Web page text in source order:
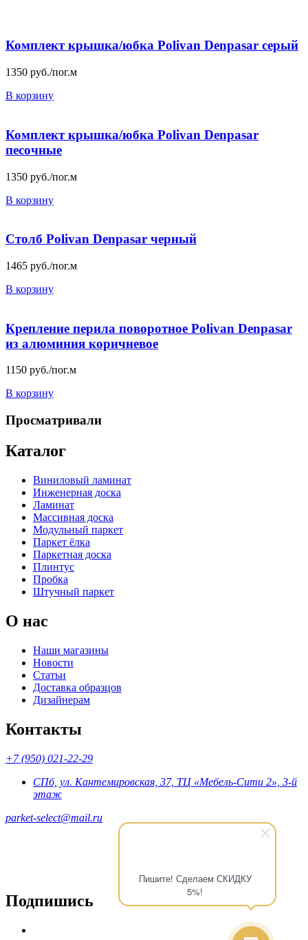
Пишите! Сделаем СКИДКУ
5%!
Комплект крышка/юбка Polivan Denpasar серый
1350 руб./пог.м
В корзину
Комплект крышка/юбка Polivan Denpasar
песочные
1350 руб./пог.м
В корзину
Столб Polivan Denpasar черный
1465 руб./пог.м
В корзину
Крепление перила поворотное Polivan Denpasar
из алюминия коричневое
1150 руб./пог.м
В корзину
Просматривали
Каталог
Виниловый ламинат
Инженерная доска
Ламинат
Массивная доска
Модульный паркет
Паркет ёлка
Паркетная доска
Плинтус
Пробка
Штучный паркет
О нас
Наши магазины
Новости
Статьи
Доставка образцов
Дизайнерам
Контакты
+7 (950) 021-22-29
СПб, ул. Кантемировская, 37, ТЦ «Мебель-Сити 2», 3-й
этаж
parket-select@mail.ru
Подпишись